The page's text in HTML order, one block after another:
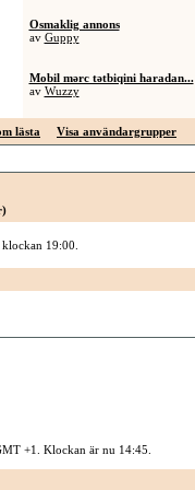
Osmaklig annons
av Guppy
Mobil mərc tətbiqini haradan...
av Wuzzy
lästa Visa användargrupper
19:00.
+1. Klockan är nu 14:45